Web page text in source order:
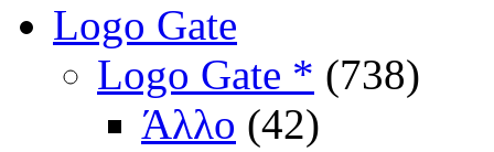
Logo Gate
Logo Gate * (738)
Άλλο (42)